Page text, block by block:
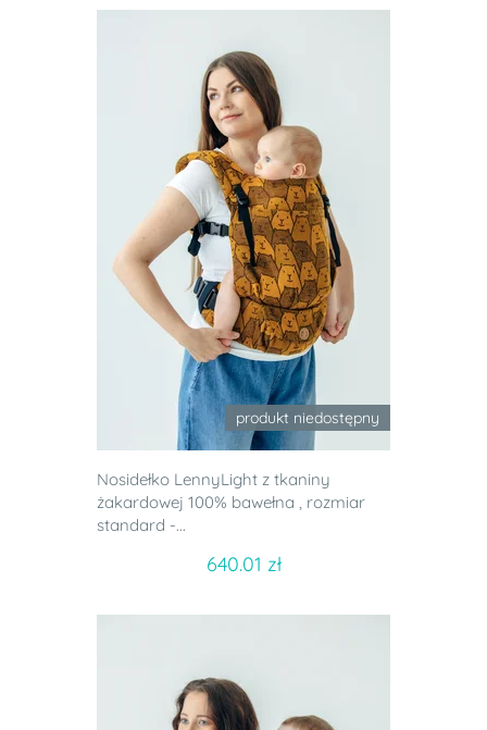
produkt niedostępny
Nosidełko LennyLight z tkaniny
żakardowej 100% bawełna , rozmiar
standard -...
640.01 zł